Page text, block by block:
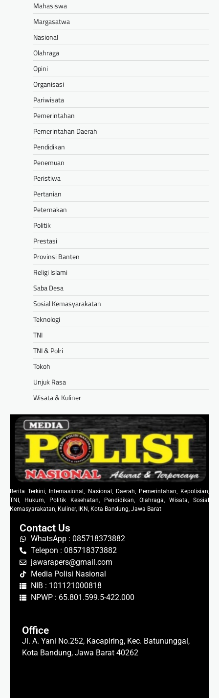
Mahasiswa
Margasatwa
Nasional
Olahraga
Opini
Organisasi
Pariwisata
Pemerintahan
Pemerintahan Daerah
Pendidikan
Penemuan
Peristiwa
Pertanian
Peternakan
Politik
Prestasi
Provinsi Banten
Religi Islami
Saba Desa
Sosial Kemasyarakatan
Teknologi
TNI
TNI & Polri
Tokoh
Unjuk Rasa
Wisata & Kuliner
Berita Terkini, Internasional, Nasional, Daerah, Pemerintahan, Kepolisian,
TNI, Hukum, Politik Kesehatan, Pendidikan, Olahraga, Wisata, Sosial
Kemasyarakatan, Kuliner, IKN, Kota Bandung, Jawa Barat
Contact Us
WhatsApp : 085718373882
Telepon : 085718373882
jawarapers@gmail.com
Media Polisi Nasional
NIB : 101121000818
NPWP : 65.801.599.5-422.000
Office
Jl. A. Yani No.252, Kacapiring, Kec. Batununggal,
Kota Bandung, Jawa Barat 40262